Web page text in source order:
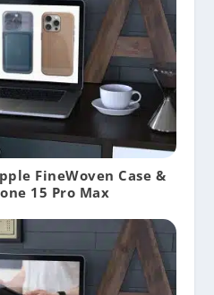
FineWoven Case &
15 Pro Max